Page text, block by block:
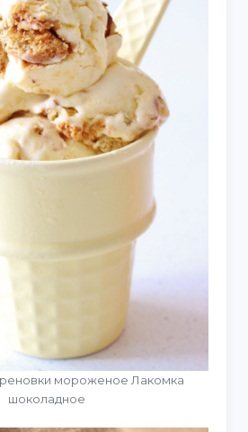
мороженое Лакомка
шоколадное